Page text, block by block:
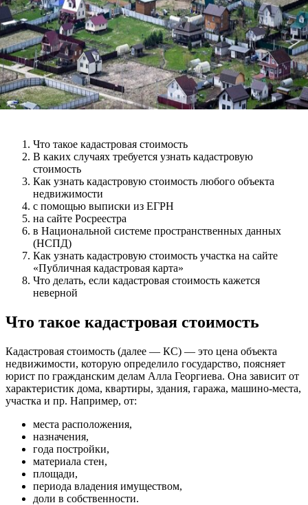
Что такое кадастровая стоимость
В каких случаях требуется узнать кадастровую
стоимость
Как узнать кадастровую стоимость любого объекта
недвижимости
с помощью выписки из ЕГРН
на сайте Росреестра
в Национальной системе пространственных данных
(НСПД)
Как узнать кадастровую стоимость участка на сайте
«Публичная кадастровая карта»
Что делать, если кадастровая стоимость кажется
неверной
Что такое кадастровая стоимость
Кадастровая стоимость (далее — КС) — это цена объекта
недвижимости, которую определило государство, поясняет
юрист по гражданским делам Алла Георгиева. Она зависит от
характеристик дома, квартиры, здания, гаража, машино-места,
участка и пр. Например, от:
места расположения,
назначения,
года постройки,
материала стен,
площади,
периода владения имуществом,
доли в собственности.